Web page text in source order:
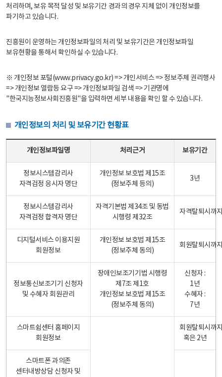
처리하며, 보유 목적 달성 및 보유기간 경과의 경우 지체 없이 개인정보를
파기하고 있습니다.
진흥원이 운영하는 개인정보파일의 처리 및 보유기간은 개인정보파일
보유현황을 통해서 확인하실 수 있습니다.
※ 개인정보 포털(www.privacy.go.kr) => 개인서비스 => 정보주체 권리행사
=> 개인정보 열람등 요구 => 개인정보파일 검색 => 기관명에
"한국지능정보사회진흥원"을 입력하면 세부 내용을 확인 할 수 있습니다.
개인정보의 처리 및 보유기간 현황표
개인정보파일명 처리근거 보유기간
정보시스템감리사
자격검정 응시자 명단
개인정보 보호법 제15조
(정보주체 등의)
3년
정보시스템감리사
자격검정 합격자 명단
자격기본법 제34조 및 동법
시행령 제32조
자격탈퇴시까
디지털서비스 이용지원
회원정보
개인정보 보호법 제15조
(정보주체 동의)
회원탈퇴시까
정보통신보조기기 신청자
및 수혜자 회원관리
장애인보조기기법 시행령
제7조 제1호
개인정보 보호법 제15조
(정보주체 동의)
신청자 :
1년
수혜자 :
7년
스마트쉼센터 홈페이지
회원정보
회원탈퇴시까
혹은 2년
스마트폰 과의존
센터내방상담 신청자 및